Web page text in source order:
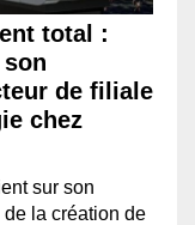
total :
de filiale
chez
sur son
la création de